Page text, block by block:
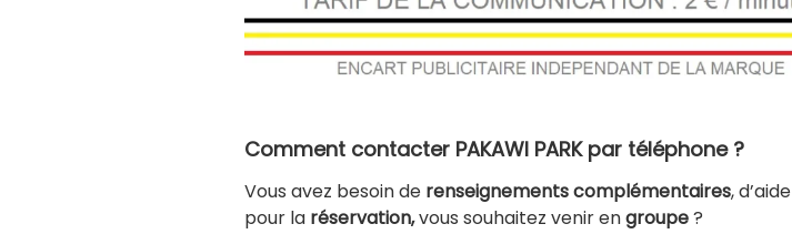
Comment contacter PAKAWI PARK par téléphone ?
Vous avez besoin de renseignements complémentaires, d’aide
pour la réservation,vous souhaitez venir engroupe?